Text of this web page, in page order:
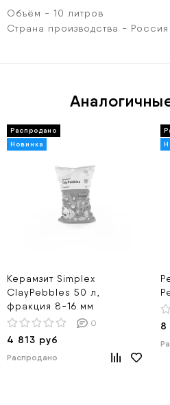
Объём - 10 литров
Страна производства - Россия
Керамзит Simplex
ClayPebbles 50 л,
фракция 8-16 мм
0
4 813 руб
Распродано
8